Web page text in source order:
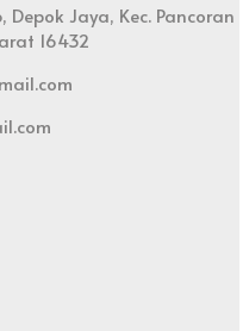
Depok Jaya, Kec. Pancoran
16432